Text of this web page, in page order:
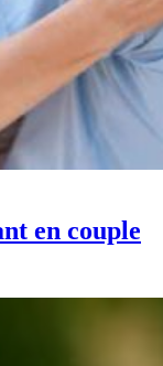
en couple